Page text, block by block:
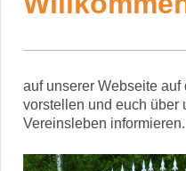
auf unserer Webseite
vorstellen und euch über
Vereinsleben informieren.